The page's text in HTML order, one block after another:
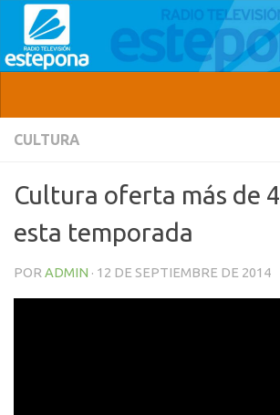
CULTURA
Cultura oferta más de
esta temporada
POR ADMIN · 12 DE SEPTIEMBRE DE 2014